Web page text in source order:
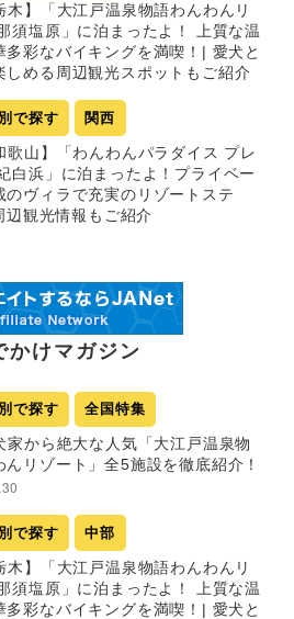
木】「大江戸温泉物語わんわんリ
須塩原」に泊まったよ！ 上質な温
多彩なバイキングを満喫！| 愛犬と
しめる周辺観光スポットもご紹介
で探す 関西
歌山】「わんわんパラダイス プレ
白浜」に泊まったよ！プライベー
のヴィラで充実のリゾートステ
辺観光情報もご紹介
かけマガジン
で探す 全国特集
家から絶大な人気「大江戸温泉物
んリゾート」全5施設を徹底紹介！
で探す 中部
木】「大江戸温泉物語わんわんリ
須塩原」に泊まったよ！ 上質な温
多彩なバイキングを満喫！| 愛犬と